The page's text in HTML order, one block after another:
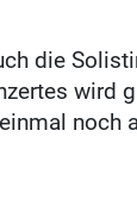
die
wird
noch